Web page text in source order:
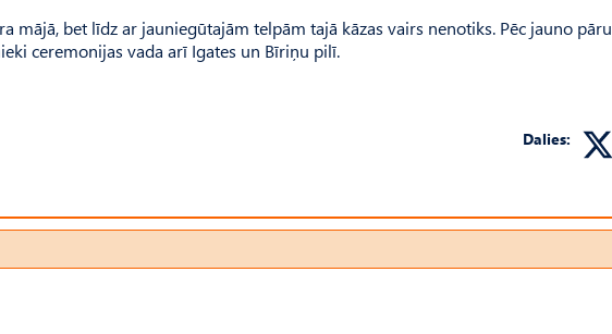
mājā, bet līdz ar jauniegūtajām telpām tajā kāzas vairs nenotiks. Pēc jauno pāru
ceremonijas vada arī Igates un Bīriņu pilī.
Dalies: